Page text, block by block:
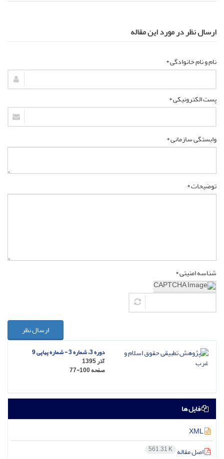
ارسال نظر در مورد این مقاله
نام و نام خانوادگی *
پست الکترونیکی *
وابستگی سازمانی *
توضیحات *
شناسه امنیتی *
ارسال نظر
دوره 3، شماره 3 - شماره پیاپی 9
آذر 1395
صفحه77-100
فایل ها
اصل مقاله 561.31 K